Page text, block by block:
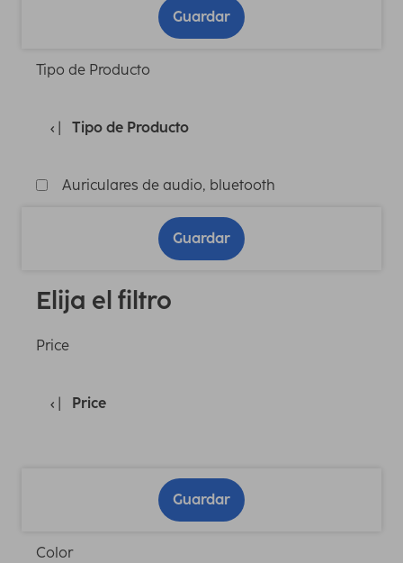
Guardar
Tipo de Producto
Tipo de Producto
Auriculares de audio, bluetooth
Guardar
Elija el filtro
Price
Price
Guardar
Color